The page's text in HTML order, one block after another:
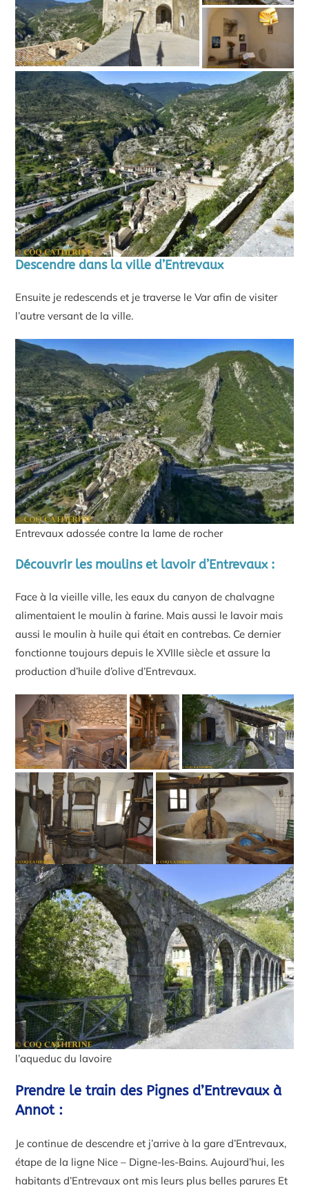
Descendre dans la ville d’Entrevaux
Ensuite je redescends et je traverse le Var afin de visiter
l’autre versant de la ville.
Entrevaux adossée contre la lame de rocher
Découvrir les moulins et lavoir d’Entrevaux :
Face à la vieille ville, les eaux du canyon de chalvagne
alimentaient le moulin à farine. Mais aussi le lavoir mais
aussi le moulin à huile qui était en contrebas. Ce dernier
fonctionne toujours depuis le XVIIIe siècle et assure la
production d’huile d’olive d’Entrevaux.
l’aqueduc du lavoire
Prendre le train des Pignes d’Entrevaux à
Annot :
Je continue de descendre et j’arrive à la gare d’Entrevaux,
étape de la ligne Nice – Digne-les-Bains. Aujourd’hui, les
habitants d’Entrevaux ont mis leurs plus belles parures Et